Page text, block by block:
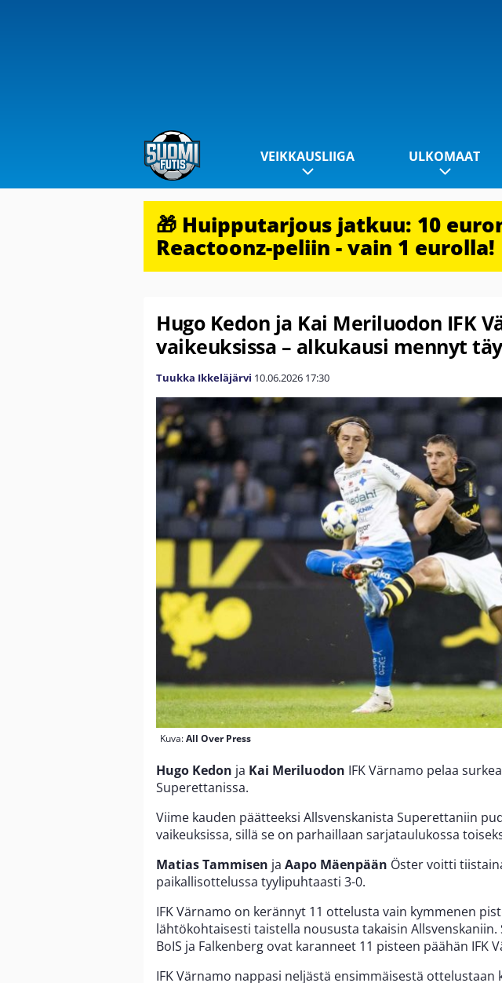
VEIKKAUSLIIGA ULKOMAAT
🎁 Huipputarjous jatkuu: 10
Reactoonz-peliin - vain 1 eurolla!
Hugo Kedon ja Kai Meriluodon IFK
vaikeuksissa – alkukausi mennyt
Tuukka Ikkeläjärvi 10.06.2026 17:30
Kuva:All Over Press
Hugo Kedon ja Kai Meriluodon IFK Värnamo pelaa
Superettanissa.
Viime kauden päätteeksi Allsvenskanista Superettaniin
vaikeuksissa, sillä se on parhaillaan sarjataulukossa
Matias Tammisen ja Aapo Mäenpään Öster voitti
paikallisottelussa tyylipuhtaasti 3-0.
IFK Värnamo on kerännyt 11 ottelusta vain kymmenen
lähtökohtaisesti taistella noususta takaisin Allsvenskaniin.
BoIS ja Falkenberg ovat karanneet 11 pisteen päähän IFK
IFK Värnamo nappasi neljästä ensimmäisestä